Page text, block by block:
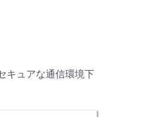
キュアな通信環境下